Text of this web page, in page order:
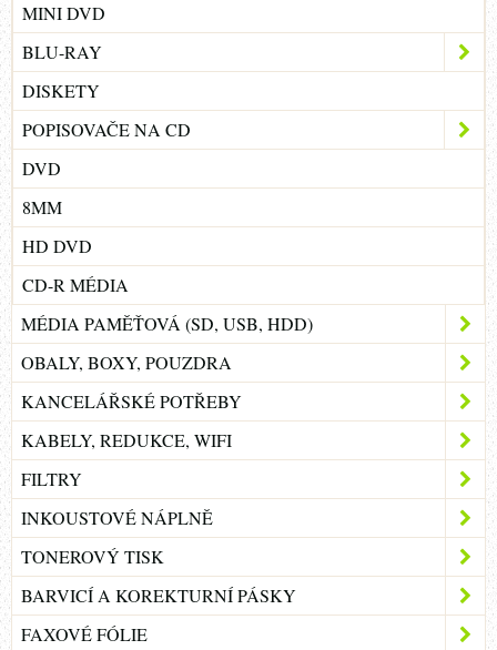
MINI DVD
BLU-RAY
DISKETY
POPISOVAČE NA CD
DVD
8MM
HD DVD
CD-R MÉDIA
MÉDIA PAMĚŤOVÁ (SD, USB, HDD)
OBALY, BOXY, POUZDRA
KANCELÁŘSKÉ POTŘEBY
KABELY, REDUKCE, WIFI
FILTRY
INKOUSTOVÉ NÁPLNĚ
TONEROVÝ TISK
BARVICÍ A KOREKTURNÍ PÁSKY
FAXOVÉ FÓLIE